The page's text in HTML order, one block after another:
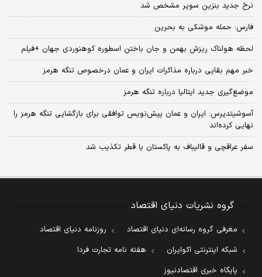
نرخ جدید بنزین سوپر مشخص شد
فارس: حمله موشکی به بحرین
لحظه هولناک ریزش بهمن و جان باختن اسطوره کوهنوردی جهان +فیلم
خبر مهم بقایی درباره مذاکرات ایران و عمان درخصوص تنگه هرمز
موضع‌گیری جدید ایتالیا درباره تنگه هرمز
آسوشیتدپرس: ایران و عمان پیش‌‌نویس توافقی برای بازگشایی تنگه هرمز را
نهایی کرده‌اند
سفر عراقچی و قالیباف به پاکستان یا قطر تکذیب شد
گروه نشریات دنیای اقتصاد
معرفی گروه رسانه‌ای دنیای اقتصاد
روزنامه دنیای اقتصاد
شبکه اینترنتی اکوایران
هفته نامه تجارت فردا
پایگاه خبری اقتصادنیوز